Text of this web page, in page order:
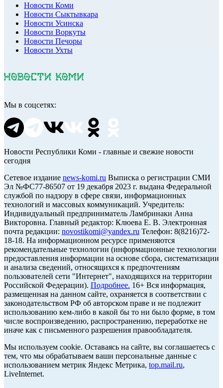
Новости Коми
Новости Сыктывкара
Новости Усинска
Новости Воркуты
Новости Печоры
Новости Ухты
Мы в соцсетях:
Новости Республики Коми - главные и свежие новости
сегодня
Cетевое издание news-komi.ru Выписка о регистрации СМИ
Эл №ФС77-86507 от 19 декабря 2023 г. выдана Федеральной
службой по надзору в сфере связи, информационных
технологий и массовых коммуникаций. Учредитель:
Индивидуальный предприниматель Ламбринаки Анна
Викторовна. Главный редактор: Клюева Е. В. Электронная
почта редакции: novostikomi@yandex.ru Телефон: 8(8216)72-
18-18. На информационном ресурсе применяются
рекомендательные технологии (информационные технологии
предоставления информации на основе сбора, систематизации
и анализа сведений, относящихся к предпочтениям
пользователей сети "Интернет", находящихся на территории
Российской Федерации). Подробнее. 16+ Вся информация,
размещенная на данном сайте, охраняется в соответствии с
законодательством РФ об авторском праве и не подлежит
использованию кем-либо в какой бы то ни было форме, в том
числе воспроизведению, распространению, переработке не
иначе как с письменного разрешения правообладателя.
Мы используем cookie. Оставаясь на сайте, вы соглашаетесь с
тем, что мы обрабатываем ваши персональные данные с
использованием метрик Яндекс Метрика, top.mail.ru,
LiveInternet.